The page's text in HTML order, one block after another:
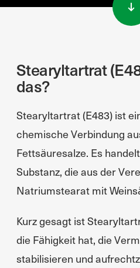
Stearyltartrat
das?
Stearyltartrat (E483) ist
chemische Verbindung
Fettsäuresalze. Es
Substanz, die aus der
Natriumstearat mit
Kurz gesagt ist
die Fähigkeit hat, die
stabilisieren und